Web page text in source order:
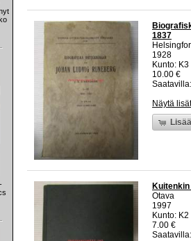
1837
1928
Kunto:
10.00 €
Näytä
Otava
1997
Kunto:
7.00 €